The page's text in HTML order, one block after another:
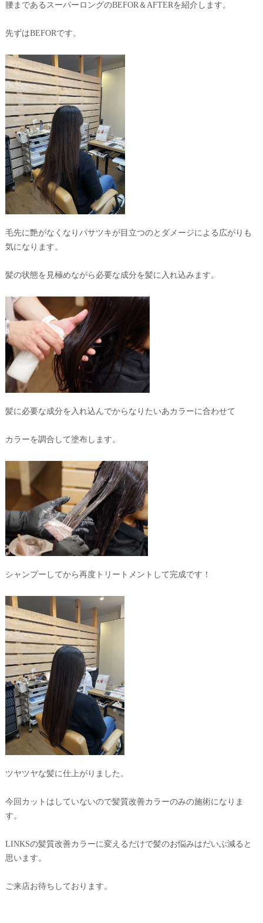
腰まであるスーパーロングのBEFOR＆AFTERを紹介します。
先ずはBEFORです。
毛先に艶がなくなりパサツキが目立つのとダメージによる広がりも
気になります。
髪の状態を見極めながら必要な成分を髪に入れ込みます。
髪に必要な成分を入れ込んでからなりたいあカラーに合わせて
カラーを調合して塗布します。
シャンプーしてから再度トリートメントして完成です！
ツヤツヤな髪に仕上がりました。
今回カットはしていないので髪質改善カラーのみの施術になりま
す。
LINKSの髪質改善カラーに変えるだけで髪のお悩みはだいぶ減ると
思います。
ご来店お待ちしております。